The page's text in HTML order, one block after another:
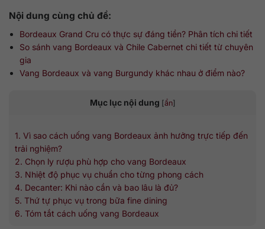
Nội dung cùng chủ đề:
Bordeaux Grand Cru có thực sự đáng tiền? Phân tích chi tiết
So sánh vang Bordeaux và Chile Cabernet chi tiết từ chuyên
gia
Vang Bordeaux và vang Burgundy khác nhau ở điểm nào?
Mục lục nội dung [ẩn]
1. Vì sao cách uống vang Bordeaux ảnh hưởng trực tiếp đến
trải nghiệm?
2. Chọn ly rượu phù hợp cho vang Bordeaux
3. Nhiệt độ phục vụ chuẩn cho từng phong cách
4. Decanter: Khi nào cần và bao lâu là đủ?
5. Thứ tự phục vụ trong bữa fine dining
6. Tóm tắt cách uống vang Bordeaux